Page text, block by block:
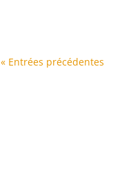
« Entrées précédentes